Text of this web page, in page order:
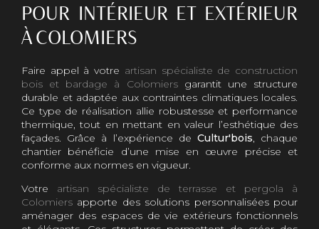
POUR INTÉRIEUR ET EXTÉRIEUR
À COLOMIERS
Faire appel à votre artisan spécialiste de construction
bois et bardage à Colomiersgarantit une structure
durable et adaptée aux contraintes climatiques locales.
Ce type de réalisation allie robustesse et performance
thermique, tout en mettant en valeur l’esthétique des
façades. Grâce à l’expérience de Cultur'bois, chaque
chantier bénéficie d’une mise en œuvre précise et
conforme aux normes en vigueur.
Votre artisan spécialiste de terrasse et pergola à
Colomiers apporte des solutions personnalisées pour
aménager des espaces de vie extérieurs fonctionnels